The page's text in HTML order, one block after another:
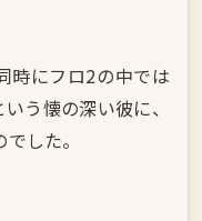
時にフロ2の中では
う懐の深い彼に、
した。